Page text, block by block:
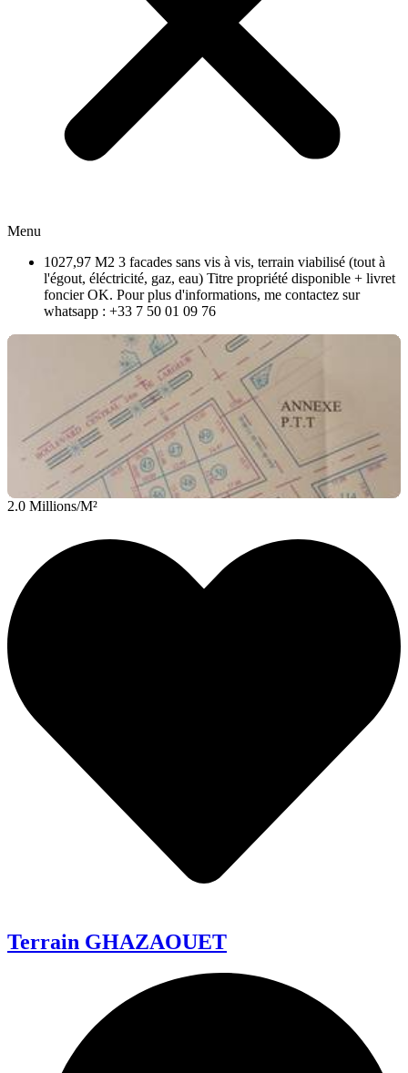
Menu
1027,97 M2 3 facades sans vis à vis, terrain viabilisé (tout à
l'égout, éléctricité, gaz, eau) Titre propriété disponible + livret
foncier OK. Pour plus d'informations, me contactez sur
whatsapp : +33 7 50 01 09 76
2.0 Millions/M²
Terrain GHAZAOUET